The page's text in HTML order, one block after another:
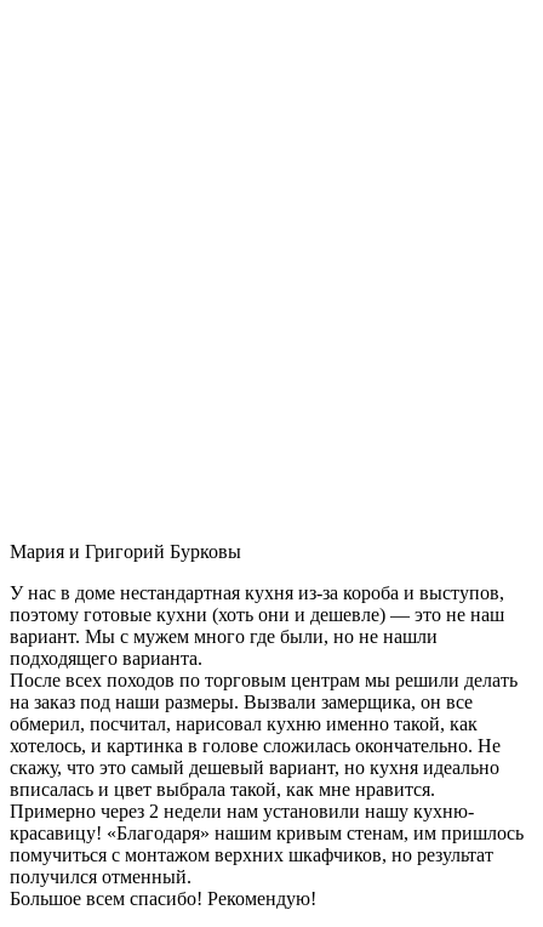
Мария и Григорий Бурковы
У нас в доме нестандартная кухня из-за короба и выступов,
поэтому готовые кухни (хоть они и дешевле) — это не наш
вариант. Мы с мужем много где были, но не нашли
подходящего варианта.
После всех походов по торговым центрам мы решили делать
на заказ под наши размеры. Вызвали замерщика, он все
обмерил, посчитал, нарисовал кухню именно такой, как
хотелось, и картинка в голове сложилась окончательно. Не
скажу, что это самый дешевый вариант, но кухня идеально
вписалась и цвет выбрала такой, как мне нравится.
Примерно через 2 недели нам установили нашу кухню-
красавицу! «Благодаря» нашим кривым стенам, им пришлось
помучиться с монтажом верхних шкафчиков, но результат
получился отменный.
Большое всем спасибо! Рекомендую!